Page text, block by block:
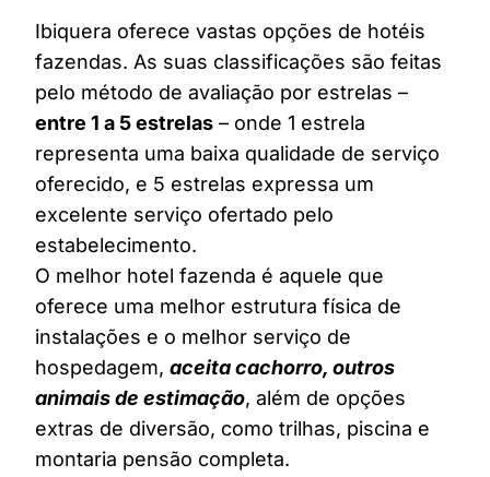
Ibiquera oferece vastas opções de hotéis
fazendas. As suas classificações são feitas
pelo método de avaliação por estrelas –
entre 1 a 5 estrelas – onde 1 estrela
representa uma baixa qualidade de serviço
oferecido, e 5 estrelas expressa um
excelente serviço ofertado pelo
estabelecimento.
O melhor hotel fazenda é aquele que
oferece uma melhor estrutura física de
instalações e o melhor serviço de
hospedagem, aceita cachorro, outros
animais de estimação, além de opções
extras de diversão, como trilhas, piscina e
montaria pensão completa.